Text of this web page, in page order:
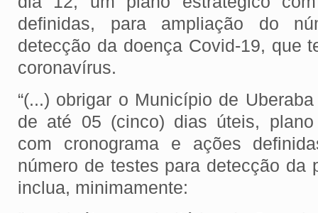
definidas, para ampliação do
detecção da doença Covid-19, que
coronavírus.
“(...) obrigar o Município de
de até 05 (cinco) dias úteis, plano
com cronograma e ações
número de testes para detecção da
inclua, minimamente: